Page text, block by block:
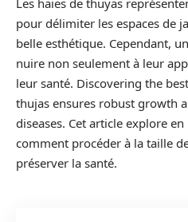
Les haies de thuyas
pour délimiter les espaces de
belle esthétique. Cependant,
nuire non seulement à leur
leur santé. Discovering the
thujas ensures robust growth
diseases. Cet article explore
comment procéder à la taille
préserver la santé.